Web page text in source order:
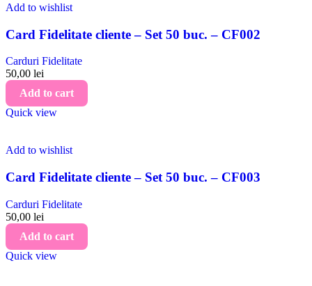
Add to wishlist
Card Fidelitate cliente – Set 50 buc. – CF002
Carduri Fidelitate
50,00 lei
Add to cart
Quick view
Add to wishlist
Card Fidelitate cliente – Set 50 buc. – CF003
Carduri Fidelitate
50,00 lei
Add to cart
Quick view